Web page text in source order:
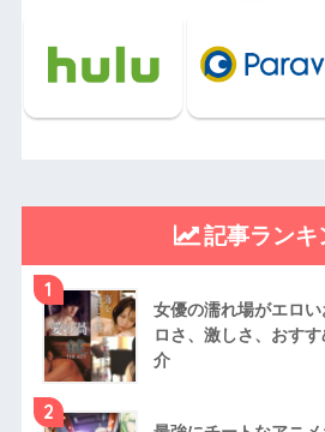
記事ランキ
1
女優の濡れ場がエロ
ロさ、激しさ、おす
介
2